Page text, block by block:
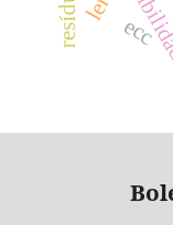
ecc